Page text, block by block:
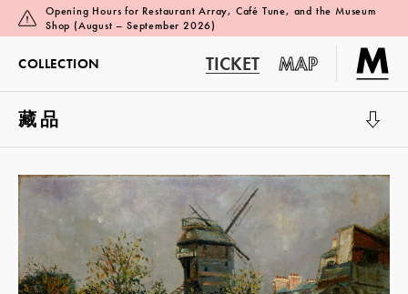
Opening Hours for Restaurant Array, Café Tune, and the Museum
Shop (August – September 2026)
COLLECTION TICKET MAP
藏品